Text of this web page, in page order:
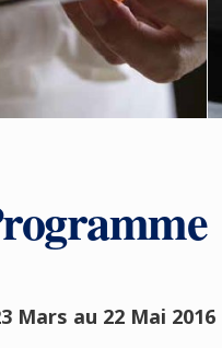
Mars au 22 Mai 2016